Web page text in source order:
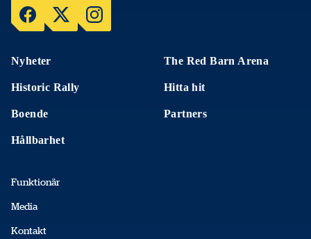
Nyheter The Red Barn Arena
Historic Rally Hitta hit
Boende Partners
Hållbarhet
Funktionär
Media
Kontakt